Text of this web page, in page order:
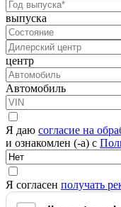
выпуска
центр
Автомобиль
Я даю согласие на
и ознакомлен (-а) с
Я согласен получать